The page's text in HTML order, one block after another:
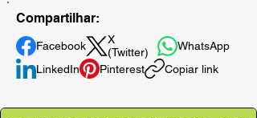
Compartilhar:
Facebook
X
(Twitter)
WhatsApp
LinkedIn
Pinterest Copiar link